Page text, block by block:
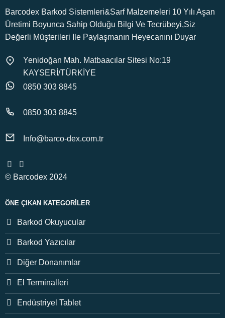
Barcodex Barkod Sistemleri&Sarf Malzemeleri 10 Yılı Aşan
Üretimi Boyunca Sahip Olduğu Bilgi Ve Tecrübeyi,Siz
Değerli Müşterileri Ile Paylaşmanın Heyecanını Duyar
Yenidoğan Mah. Matbaacılar Sitesi No:19
KAYSERİ/TÜRKİYE
0850 303 8845
0850 303 8845
Info@barco-dex.com.tr
© Barcodex 2024
ÖNE ÇIKAN KATEGORILER
Barkod Okuyucular
Barkod Yazıcılar
Diğer Donanımlar
El Terminalleri
Endüstriyel Tablet